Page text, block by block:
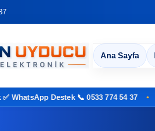
Ana Sayfa
Destek 📞 0533 774 54 37